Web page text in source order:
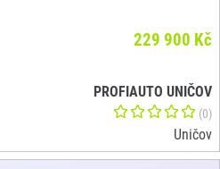
229 900 Kč
PROFIAUTO UNIČOV
(0)
Uničov